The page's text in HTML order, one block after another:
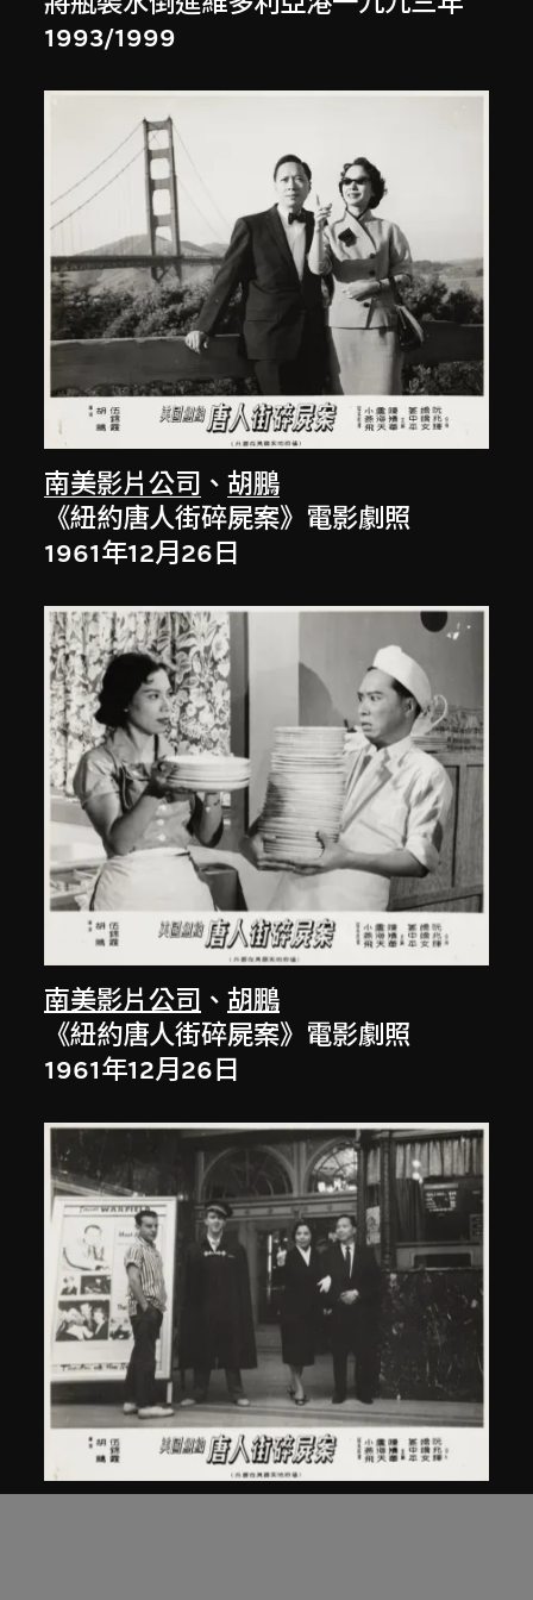
1993/1999
南美影片公司 、胡鵬
《紐約唐人街碎屍案》電影劇照
1961年12月26日
南美影片公司 、胡鵬
《紐約唐人街碎屍案》電影劇照
1961年12月26日